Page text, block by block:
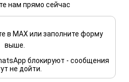
нам прямо сейчас
в MAX или заполните форму
выше.
блокируют - сообщения
не дойти.